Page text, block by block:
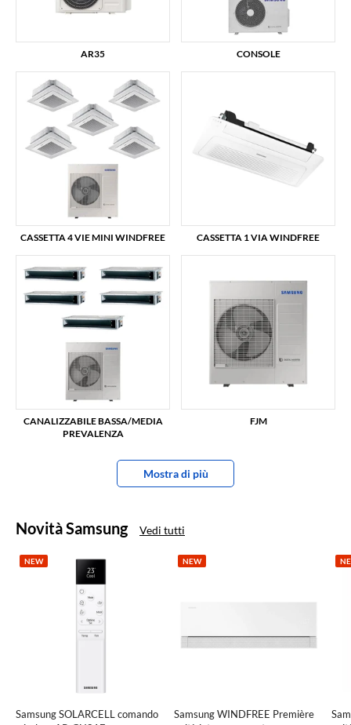
AR35 CONSOLE
CASSETTA 4 VIE MINI WINDFREE CASSETTA 1 VIA WINDFREE
CANALIZZABILE BASSA/MEDIA
PREVALENZA
FJM
Mostra di più
Novità Samsung Vedi tutti
NEW
Samsung SOLARCELL comando
NEW
Samsung WINDFREE Première